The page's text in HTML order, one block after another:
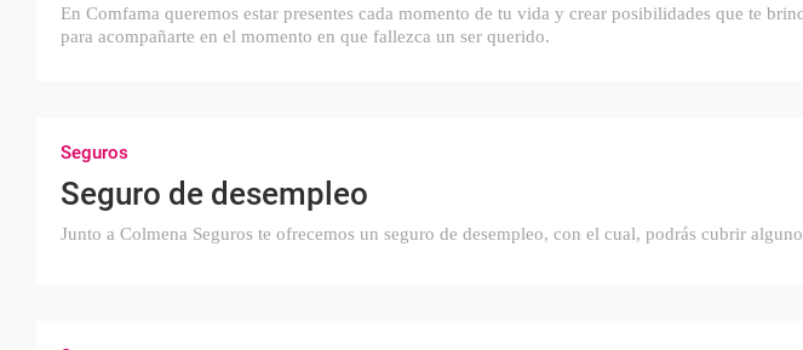
En Comfama queremos estar presentes cada momento de tu vida y crear posibilidades que te
para acompañarte en el momento en que fallezca un ser querido.
Seguros
Seguro de desempleo
Junto a Colmena Seguros te ofrecemos un seguro de desempleo, con el cual, podrás cubrir